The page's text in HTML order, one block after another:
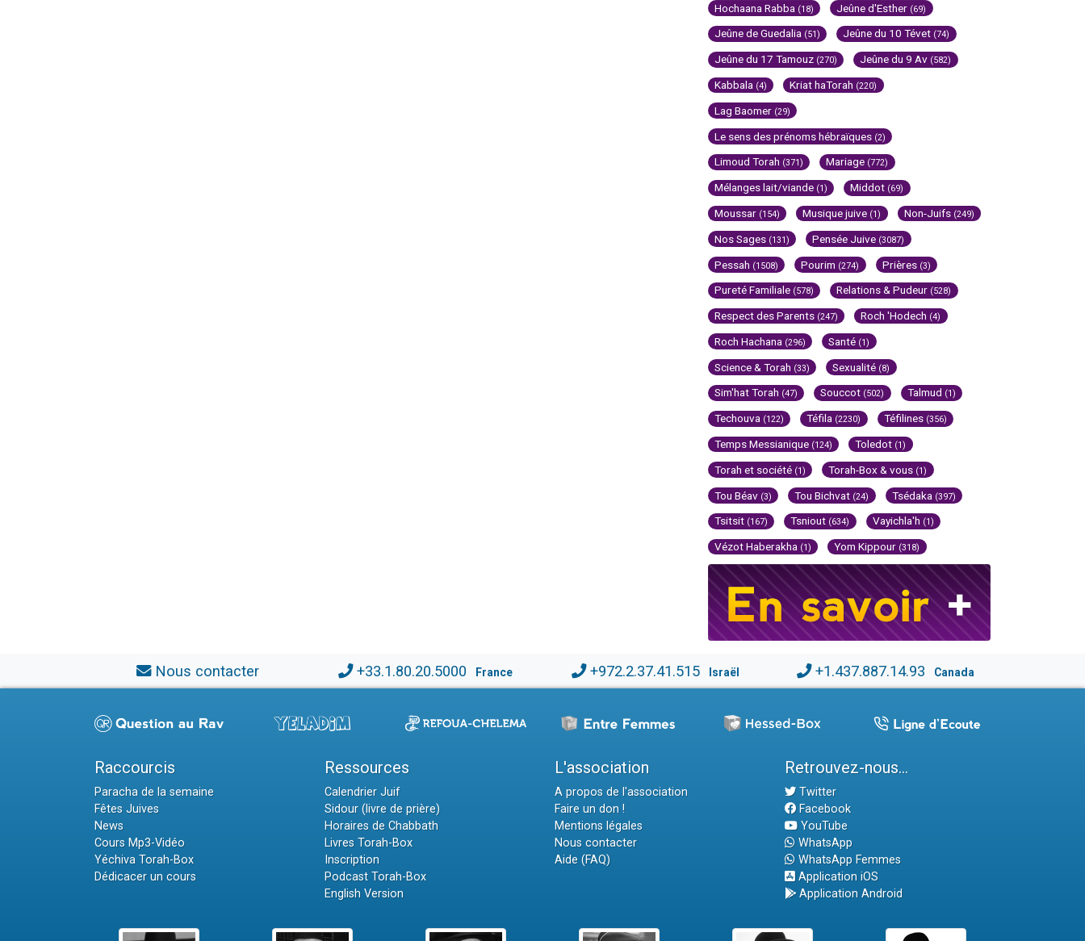
Hochaana Rabba (18) Jeûne d'Esther (69)
Jeûne de Guedalia (51) Jeûne du 10 Tévet (74)
Jeûne du 17 Tamouz (270) Jeûne du 9 Av (582)
Kabbala (4) Kriat haTorah (220)
Lag Baomer (29)
Le sens des prénoms hébraïques (2)
Limoud Torah (371) Mariage (772)
Mélanges lait/viande (1) Middot (69)
Moussar (154) Musique juive (1) Non-Juifs (249)
Nos Sages (131) Pensée Juive (3087)
Pessah (1508) Pourim (274) Prières (3)
Pureté Familiale (578) Relations & Pudeur (528)
Respect des Parents (247) Roch 'Hodech (4)
Roch Hachana (296) Santé (1)
Science & Torah (33) Sexualité (8)
Sim'hat Torah (47) Souccot (502) Talmud (1)
Techouva (122) Téfila (2230) Téfilines (356)
Temps Messianique (124) Toledot (1)
Torah et société (1) Torah-Box & vous (1)
Tou Béav (3) Tou Bichvat (24) Tsédaka (397)
Tsitsit (167) Tsniout (634) Vayichla'h (1)
Vézot Haberakha (1) Yom Kippour (318)
Nous contacter +33.1.80.20.5000 France +972.2.37.41.515 Israël +1.437.887.14.93 Canada
Raccourcis
Paracha de la semaine
Fêtes Juives
News
Cours Mp3-Vidéo
Yéchiva Torah-Box
Dédicacer un cours
Ressources
Calendrier Juif
Sidour (livre de prière)
Horaires de Chabbath
Livres Torah-Box
Inscription
Podcast Torah-Box
English Version
L'association
A propos de l'association
Faire un don !
Mentions légales
Nous contacter
Aide (FAQ)
Retrouvez-nous...
Twitter
Facebook
YouTube
WhatsApp
WhatsApp Femmes
Application iOS
Application Android